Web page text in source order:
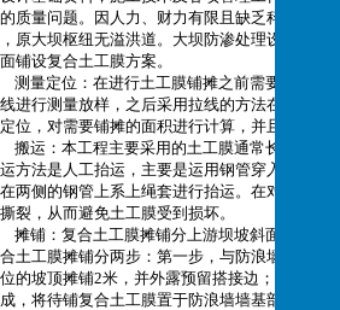
的质量问题。因人力、财力有限且缺乏科学的水文
，原大坝枢纽无溢洪道。大坝防渗处理设计推荐
面铺设复合土工膜方案。
测量定位：在进行土工膜铺摊之前需要进行测
线进行测量放样，之后采用拉线的方法在边线上进
定位，对需要铺摊的面积进行计算，并且对铺摊
搬运：本工程主要采用的土工膜通常长50米、
运方法是人工抬运，主要是运用钢管穿入卷芯中，
在两侧的钢管上系上绳套进行抬运。在对土工膜
撕裂，从而避免土工膜受到损坏。
摊铺：复合土工膜摊铺分上游坝坡斜面与库底
合土工膜摊铺分两步：第一步，与防浪墙墙基锚固
位的坡顶摊铺2米，并外露预留搭接边；第二步，
成，将待铺复合土工膜置于防浪墙墙基部位，上